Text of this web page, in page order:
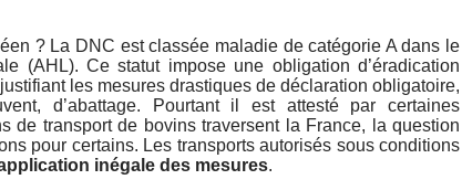
? La DNC est classée maladie de catégorie A dans le
(AHL). Ce statut impose une obligation d’éradication
les mesures drastiques de déclaration obligatoire,
d’abattage. Pourtant il est attesté par certaines
de transport de bovins traversent la France, la question
pour certains. Les transports autorisés sous conditions
inégale des mesures.